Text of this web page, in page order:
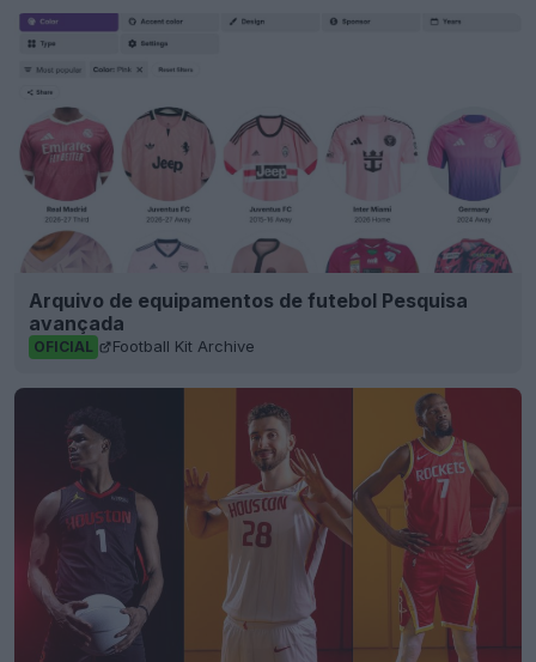
Arquivo de equipamentos de futebol Pesquisa
avançada
OFICIAL Football Kit Archive